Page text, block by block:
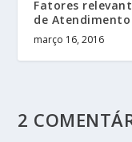
Fatores
de Atendimento
março 16, 2016
2